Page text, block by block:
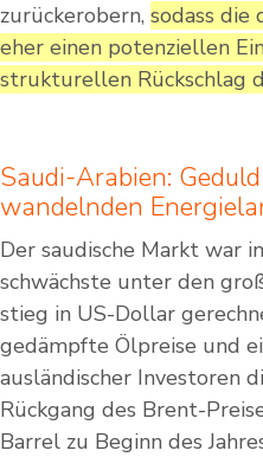
zurückerobern, sodass die
eher einen potenziellen
strukturellen Rückschlag
Saudi-Arabien:
wandelnden
Der saudische Markt war
schwächste unter den
stieg in US-Dollar
gedämpfte Ölpreise und
ausländischer Investoren
Rückgang des Brent-
Barrel zu Beginn des